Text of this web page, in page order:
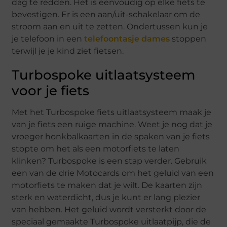
dag te redden. Het is eenvoudig op elke fiets te
bevestigen. Er is een aan/uit-schakelaar om de
stroom aan en uit te zetten. Ondertussen kun je
je telefoon in eentelefoontasje dames stoppen
terwijl je je kind ziet fietsen.
Turbospoke uitlaatsysteem
voor je fiets
Met het Turbospoke fiets uitlaatsysteem maak je
van je fiets een ruige machine. Weet je nog dat je
vroeger honkbalkaarten in de spaken van je fiets
stopte om het als een motorfiets te laten
klinken? Turbospoke is een stap verder. Gebruik
een van de drie Motocards om het geluid van een
motorfiets te maken dat je wilt. De kaarten zijn
sterk en waterdicht, dus je kunt er lang plezier
van hebben. Het geluid wordt versterkt door de
speciaal gemaakte Turbospoke uitlaatpijp, die de